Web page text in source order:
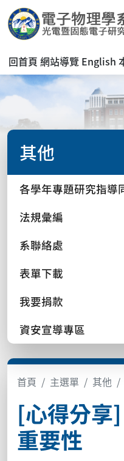
回首頁 網站導覽 English
其他
各學年專題研究指導
法規彙編
系聯絡處
表單下載
我要捐款
資安宣導專區
首頁 主選單 其他
[心得分享
重要性